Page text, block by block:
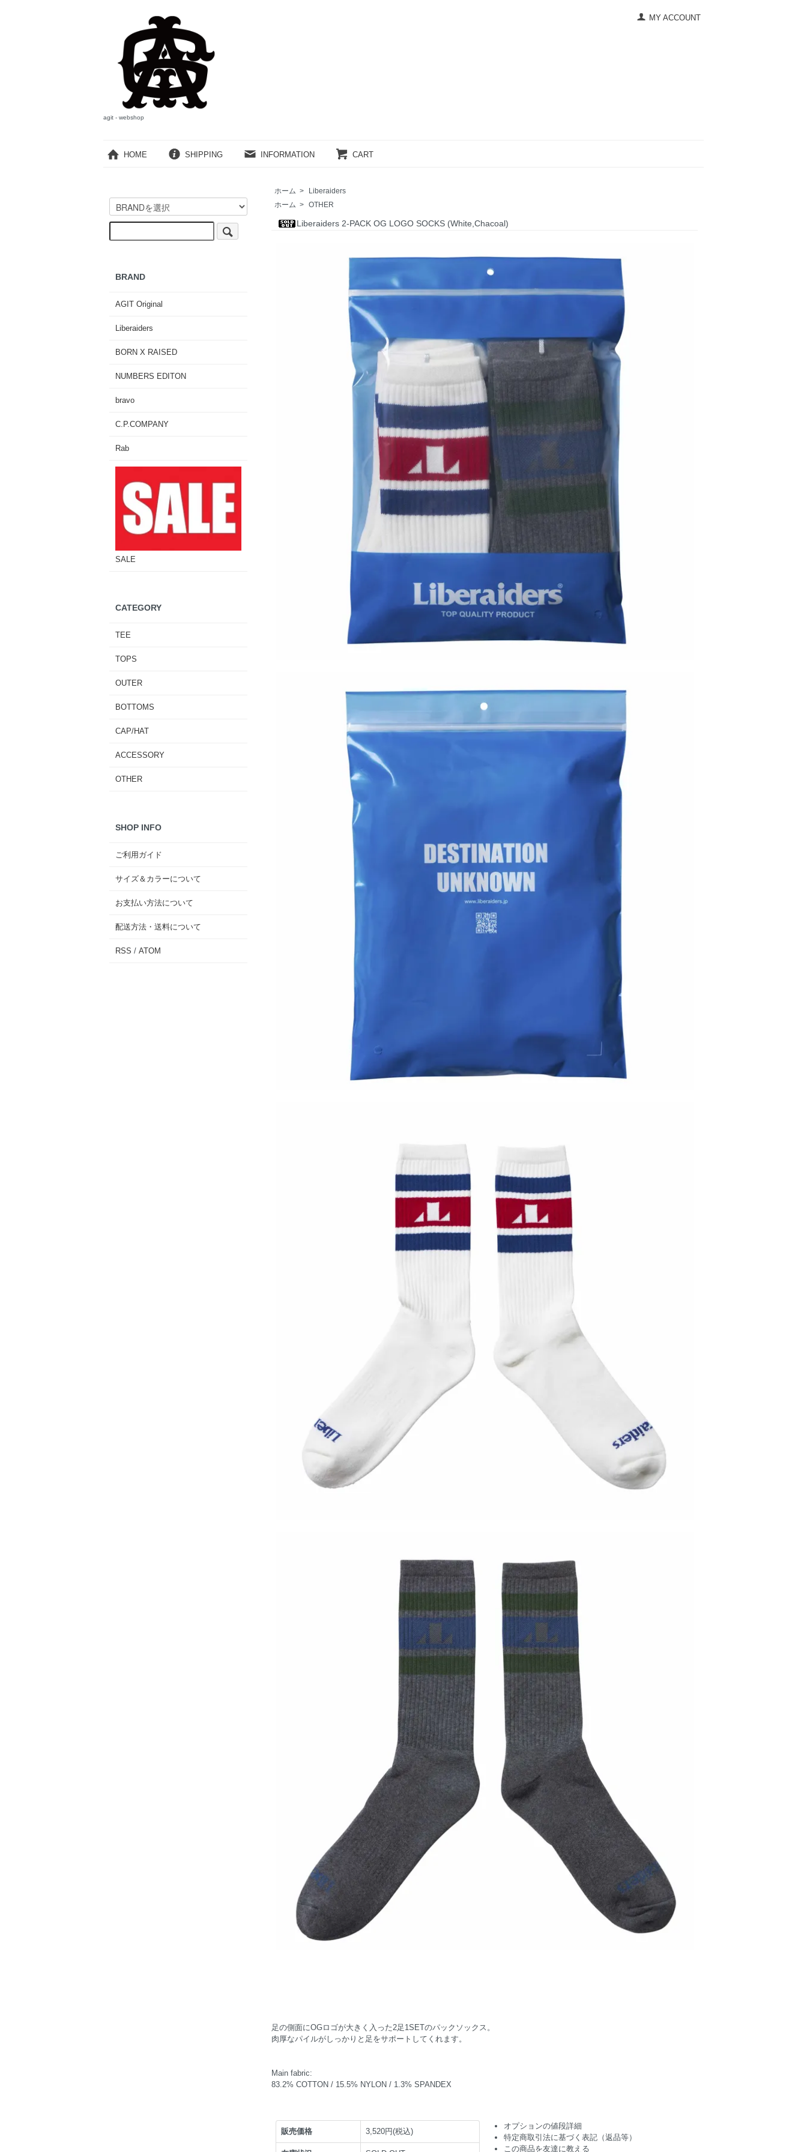
MY ACCOUNT
agit - webshop
HOME SHIPPING INFORMATION CART
ホーム >
Liberaiders
ホーム > OTHER
Liberaiders 2-PACK OG LOGO SOCKS (White,Chacoal)
足の側面にOGロゴが大きく入った2足1SETのパックソックス。
肉厚なパイルがしっかりと足をサポートしてくれます。
Main fabric:
83.2% COTTON / 15.5% NYLON / 1.3% SPANDEX
販売価格 3,520円(税込)
オプションの値段詳細
特定商取引法に基づく表記（返品等）
この商品を友達に教える
BRAND
AGIT Original
Liberaiders
BORN X RAISED
NUMBERS EDITON
bravo
C.P.COMPANY
Rab
SALE
CATEGORY
TEE
TOPS
OUTER
BOTTOMS
CAP/HAT
ACCESSORY
OTHER
SHOP INFO
ご利用ガイド
サイズ＆カラーについて
お支払い方法について
配送方法・送料について
RSS / ATOM